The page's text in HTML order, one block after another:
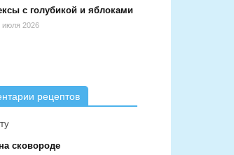
с голубикой и яблоками
июля 2026
рецептов
сковороде